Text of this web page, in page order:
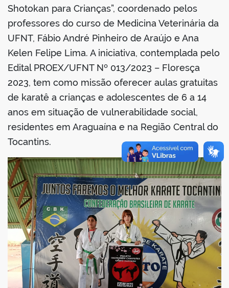
portal
Shotokan para Crianças”, coordenado pelos
professores do curso de Medicina Veterinária da
UFNT, Fábio André Pinheiro de Araújo e Ana
Kelen Felipe Lima. A iniciativa, contemplada pelo
Edital PROEX/UFNT Nº 013/2023 – Floresça
2023, tem como missão oferecer aulas gratuitas
de karatê a crianças e adolescentes de 6 a 14
anos em situação de vulnerabilidade social,
residentes em Araguaína e na Região Central do
Tocantins.